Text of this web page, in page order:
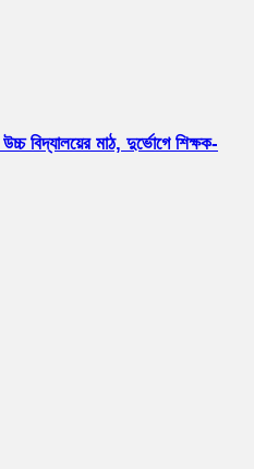
বিদ্যালয়ের মাঠ, দুর্ভোগে শিক্ষক-